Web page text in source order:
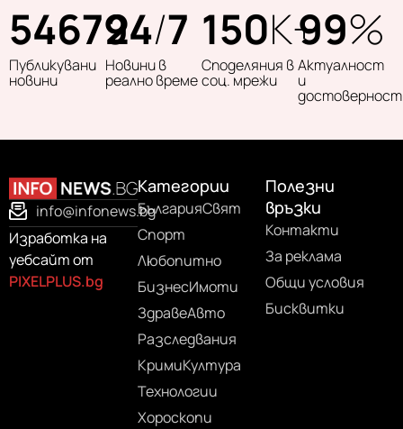
54679
Публикувани
новини
24/7
Новини в
реално време
150K+
Споделяния в
соц. мрежи
99%
Актуалност
и
достоверност
info@infonews.bg
Изработка на
уебсайт от
PIXELPLUS.bg
Категории
БългарияСвят
Спорт
Любопитно
БизнесИмоти
ЗдравеАвто
Разследвания
КримиКултура
Технологии
Хороскопи
Полезни
връзки
Контакти
За реклама
Общи условия
Бисквитки